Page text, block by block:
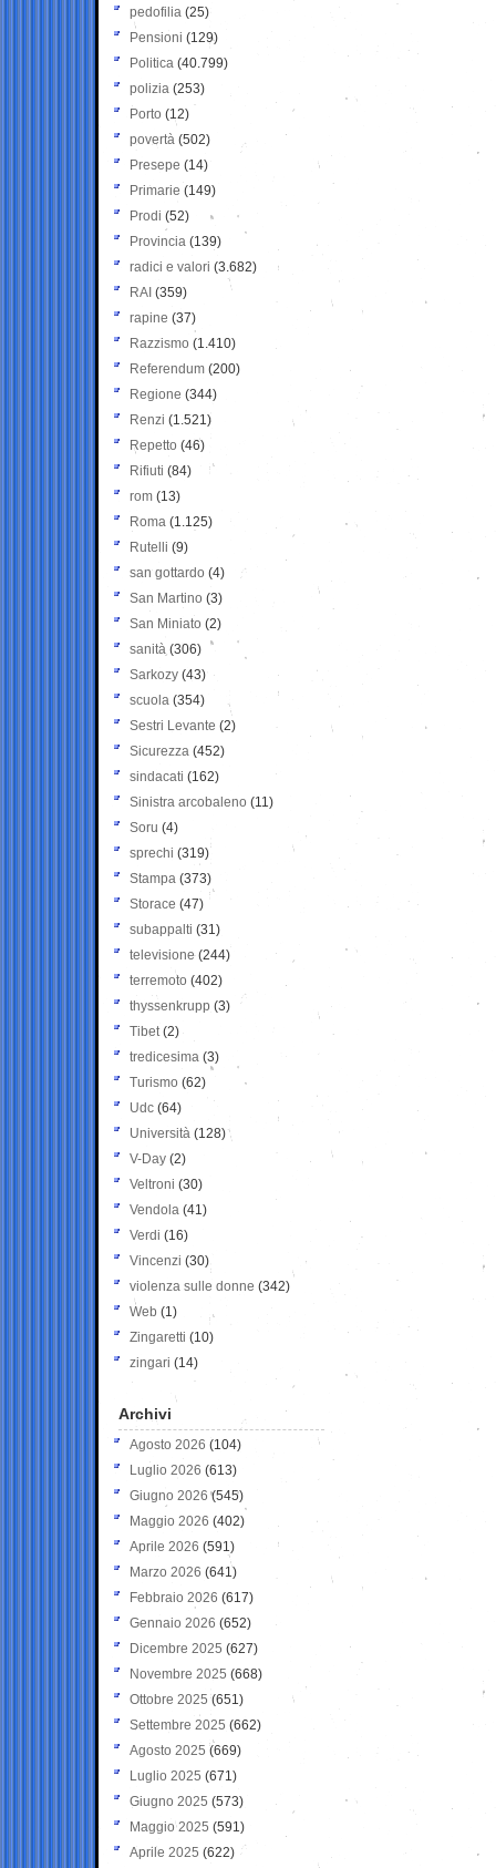
pedofilia (25)
Pensioni (129)
Politica (40.799)
polizia (253)
Porto (12)
povertà (502)
Presepe (14)
Primarie (149)
Prodi (52)
Provincia (139)
radici e valori (3.682)
RAI (359)
rapine (37)
Razzismo (1.410)
Referendum (200)
Regione (344)
Renzi (1.521)
Repetto (46)
Rifiuti (84)
rom (13)
Roma (1.125)
Rutelli (9)
san gottardo (4)
San Martino (3)
San Miniato (2)
sanità (306)
Sarkozy (43)
scuola (354)
Sestri Levante (2)
Sicurezza (452)
sindacati (162)
Sinistra arcobaleno (11)
Soru (4)
sprechi (319)
Stampa (373)
Storace (47)
subappalti (31)
televisione(244)
terremoto (402)
thyssenkrupp (3)
Tibet(2)
tredicesima (3)
Turismo (62)
Udc (64)
Università (128)
V-Day (2)
Veltroni (30)
Vendola (41)
Verdi (16)
Vincenzi (30)
violenza sulle donne (342)
Web (1)
Zingaretti (10)
zingari (14)
Archivi
Agosto 2026 (104)
Luglio 2026 (613)
Giugno 2026 (545)
Maggio 2026 (402)
Aprile 2026 (591)
Marzo 2026 (641)
Febbraio 2026 (617)
Gennaio 2026 (652)
Dicembre 2025 (627)
Novembre 2025 (668)
Ottobre 2025 (651)
Settembre 2025 (662)
Agosto 2025 (669)
Luglio 2025 (671)
Giugno 2025 (573)
Maggio 2025 (591)
Aprile 2025 (622)